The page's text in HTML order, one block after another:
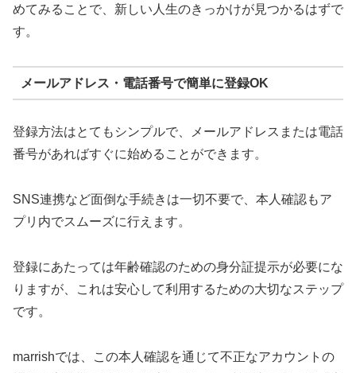
めてみることで、新しい人生のきっかけが見つかるはずで
す。
メールアドレス・電話番号で簡単に登録OK
登録方法はとてもシンプルで、メールアドレスまたは電話
番号があればすぐに始めることができます。
SNS連携など面倒な手続きは一切不要で、本人確認もア
プリ内でスムーズに行えます。
登録にあたっては年齢確認のための身分証提示が必要にな
りますが、これは安心して利用するための大切なステップ
です。
marrishでは、この本人確認を通じて不正なアカウントの